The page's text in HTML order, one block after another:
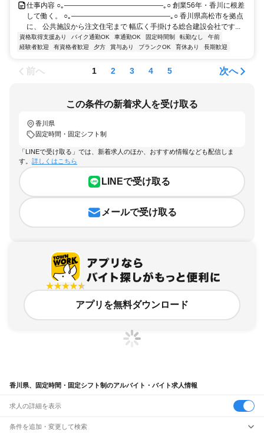
仕事内容 ○｡――――――――――――――｡○ 創業56年・香川に根差
して働く。 ○｡――――――――――――――｡○ 香川県高松市を拠点
に、 公共施設から注文住宅まで 幅広く手掛ける総合建設会社です...
資格取得支援あり バイク通勤OK 車通勤OK 固定時間制 転勤なし
午前
経験者歓迎
有資格者歓迎 夕方 賞与あり ブランクOK 育休あり 長期歓迎
前へ 1 2 3 4 5 次へ
この条件の新着求人を受け取る
香川県
固定時間・固定シフト制
「LINEで受け取る」では、新着求人のほか、おすすめ情報なども配信しま
す。 詳しくはこちら
LINEで受け取る
メールで受け取る
アプリを無料ダウンロード
香川県、固定時間・固定シフト制のアルバイト・バイト求人情報
求人の詳細を表示
条件を追加・変更して検索